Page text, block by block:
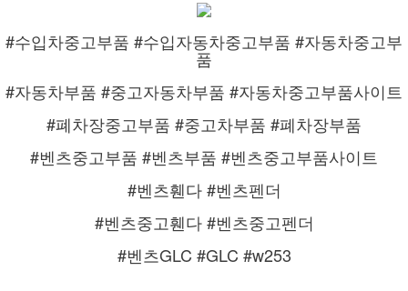
#수입차중고부품 #수입자동차중고부품 #자동차중고부
품
#자동차부품 #중고자동차부품 #자동차중고부품사이트
#폐차장중고부품 #중고차부품 #폐차장부품
#벤츠중고부품 #벤츠부품 #벤츠중고부품사이트
#벤츠휀다 #벤츠펜더
#벤츠중고휀다 #벤츠중고펜더
#벤츠GLC #GLC #w253